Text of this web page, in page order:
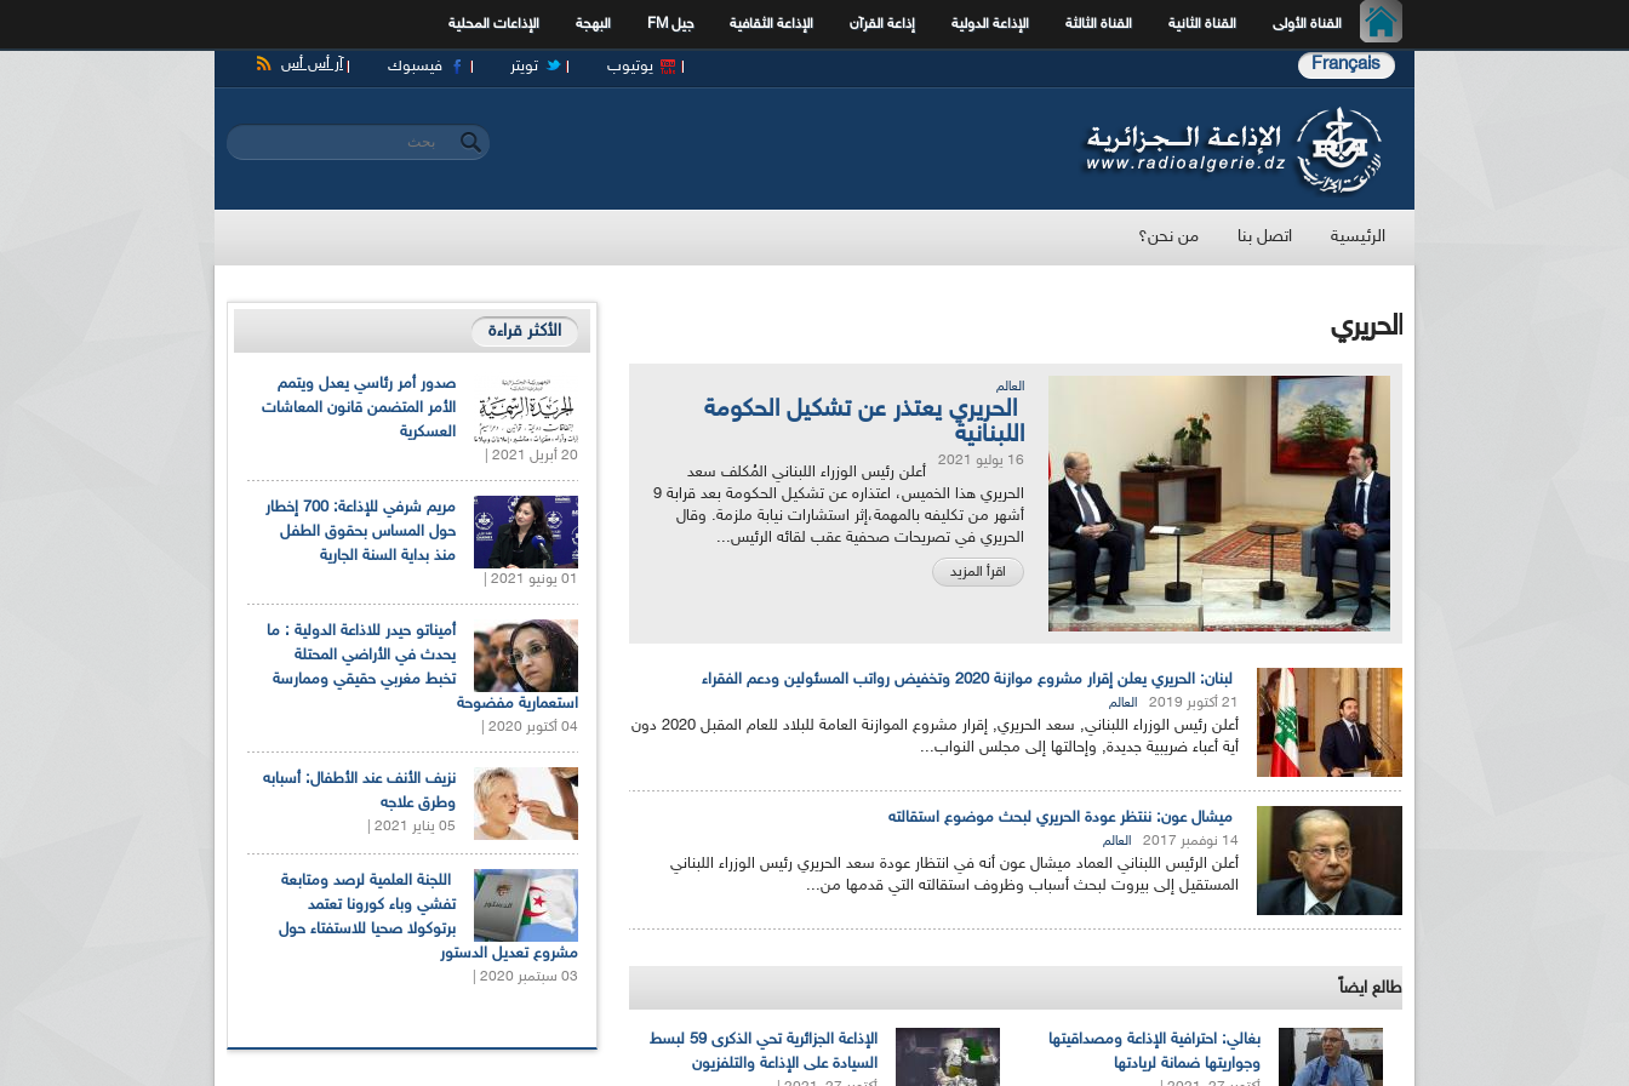
القناة الأولى القناة الثانية القناة الثالثة الإذاعة الدولية إذاعة القرآن الإذاعة الثقافية جيل FM البهجة الإذاعات المحلية
Français آر أس أس فيسبوك تويتر يوتيوب
استمارة البحث
‏بحث ‏
الرئيسية اتصل بنا من نحن؟
الحريري
العالم
الحريري يعتذر عن تشكيل الحكومة
اللبنانية
16 يوليو 2021
أعلن رئيس الوزراء اللبناني المُكلف سعد
الحريري هذا الخميس، اعتذاره عن تشكيل الحكومة بعد قرابة 9
أشهر من تكليفه بالمهمة،إثر استشارات نيابة ملزمة. وقال
الحريري في تصريحات صحفية عقب لقائه الرئيس...
اقرأ المزيد
لبنان: الحريري يعلن إقرار مشروع موازنة 2020 وتخفيض رواتب المسئولين ودعم الفقراء
21 أكتوبر 2019 العالم
أعلن رئيس الوزراء اللبناني, سعد الحريري, إقرار مشروع الموازنة العامة للبلاد للعام المقبل 2020 دون
أية أعباء ضريبية جديدة, وإحالتها إلى مجلس النواب...
ميشال عون: ننتظر عودة الحريري لبحث موضوع استقالته
14 نوفمبر 2017 العالم
أعلن الرئيس اللبناني العماد ميشال عون أنه في انتظار عودة سعد الحريري رئيس الوزراء اللبناني
المستقيل إلى بيروت لبحث أسباب وظروف استقالته التي قدمها من...
طالع ايضاً
الإذاعة الجزائرية تحي الذكرى 59 لبسط
السيادة على الإذاعة والتلفزيون
بغالي: احترافية الإذاعة ومصداقيتها
وجواريتها ضمانة لريادتها
الأكثر قراءة
صدور أمر رئاسي يعدل ويتمم
الأمر المتضمن قانون المعاشات
العسكرية
20 أبريل 2021 |
مريم شرفي للإذاعة: 700 إخطار
حول المساس بحقوق الطفل
منذ بداية السنة الجارية
01 يونيو 2021 |
أميناتو حيدر للاذاعة الدولية : ما
يحدث في الأراضي المحتلة
تخبط مغربي حقيقي وممارسة
استعمارية مفضوحة
04 أكتوبر 2020 |
نزيف الأنف عند الأطفال: أسبابه
وطرق علاجه
05 يناير 2021 |
اللجنة العلمية لرصد ومتابعة
تفشي وباء كورونا تعتمد
برتوكولا صحيا للاستفتاء حول
مشروع تعديل الدستور
03 سبتمبر 2020 |